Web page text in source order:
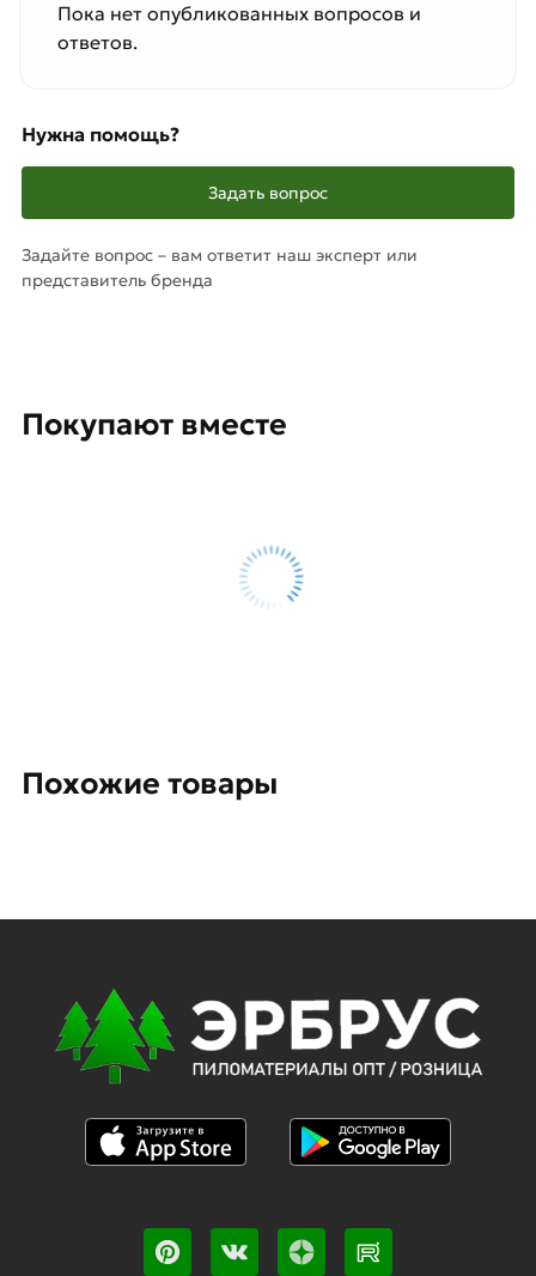
Пока нет опубликованных вопросов и
ответов.
Нужна помощь?
Задать вопрос
Задайте вопрос – вам ответит наш эксперт или
представитель бренда
Покупают вместе
Похожие товары